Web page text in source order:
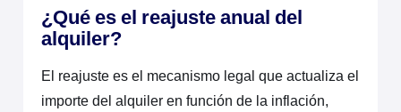
¿Qué es el reajuste anual del
alquiler?
El reajuste es el mecanismo legal que actualiza el
importe del alquiler en función de la inflación,